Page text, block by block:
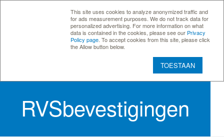
This site uses cookies to analyze anonymized traffic and
for ads measurement purposes. We do not track data for
personalized advertising. For more information on what
data is contained in the cookies, please see our Privacy
Policy page . To accept cookies from this site, please click
the Allow button below.
TOESTAAN
RVSbevestigingen